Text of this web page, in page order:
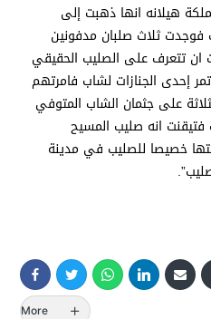
هيلانه انها ذهبت إلى
ثلاث صلبان مدفونين
ان تتعرف على الصليب الحقيقي
إحدى الجنازات لشاب فامرتهم
على جثمان الشاب المتوفي
فتيقنت انه صليب المسيح
خصيصا للصليب في مدينة
More